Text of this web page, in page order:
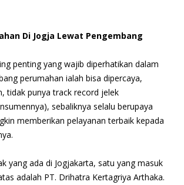
Di Jogja Lewat Pengembang
penting yang wajib diperhatikan dalam
perumahan ialah bisa dipercaya,
tidak punya track record jelek
sebaliknya selalu berupaya
memberikan pelayanan terbaik kepada
yang ada di Jogjakarta, satu yang masuk
adalah PT. Drihatra Kertagriya Arthaka.